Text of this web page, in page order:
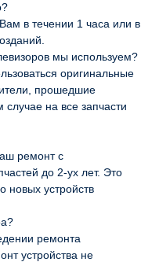
в течении 1 часа или в
мы используем?
оригинальные
прошедшие
на все запчасти
ремонт с
до 2-ух лет. Это
новых устройств
ремонта
устройства не